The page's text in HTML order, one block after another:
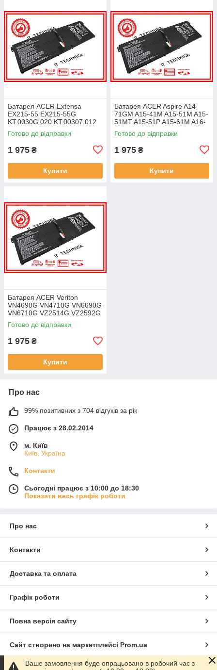
Батарея ACER Extensa
EX215-55 EX215-55G
KT.0030G.020 KT.00307.012
11.25V 4471mAh ОРИГІНАЛ
Готово до відправки
1 975 ₴
Купити
Батарея ACER Aspire A14-
71GM A15-41M A15-51M A15-
51MT A15-51P A15-61M A16-
51GM 11.25V 4471mAh
ОРИГІНАЛ
Готово до відправки
1 975 ₴
Купити
Батарея ACER Veriton
VN4690G VN4710G VN6690G
VN6710G VZ2514G VZ2592G
VZ2594G 11.25V 4471mAh
ОРИГІНАЛ
Готово до відправки
1 975 ₴
Купити
Про нас
99% позитивних з 704 відгуків за рік
Працює з 28.02.2014
м. Київ
Київ, Україна
Контакти
Сьогодні працює з 10:00 до 18:30
Показати весь графік роботи
Про нас
Контакти
Доставка та оплата
Графік роботи
Повна версія сайту
Сайт створено на маркетплейсі Prom.ua
Ваше замовлення буде опрацьовано в робочий час з